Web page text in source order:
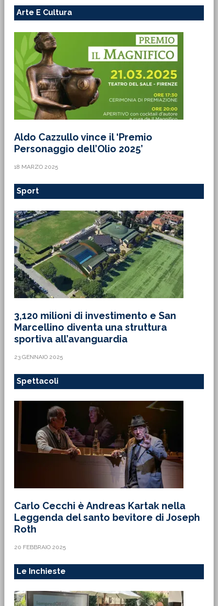
Arte E Cultura
Aldo Cazzullo vince il ‘Premio
Personaggio dell’Olio 2025’
18 MARZO 2025
Sport
3,120 milioni di investimento e San
Marcellino diventa una struttura
sportiva all’avanguardia
23 GENNAIO 2025
Spettacoli
Carlo Cecchi è Andreas Kartak nella
Leggenda del santo bevitore di Joseph
Roth
20 FEBBRAIO 2025
Le Inchieste